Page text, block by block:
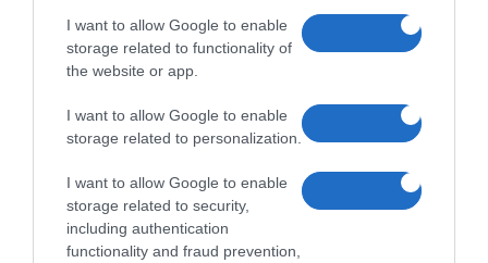
I want to allow Google to enable
storage related to functionality of
the website or app.
I want to allow Google to enable
storage related to personalization.
I want to allow Google to enable
storage related to security,
including authentication
functionality and fraud prevention,